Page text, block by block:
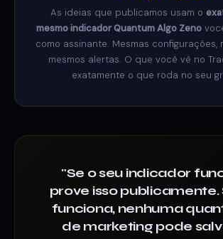
As ideias que publicamos usam o
mesmo indicador Quantum Algo Zeno
como assinante. Mesmas configurações,
mesmos alertas. O que você vê no
exatamente o que roda no seu
"Se o seu indicador
prove isso publicamente.
funciona, nenhuma
de marketing pode